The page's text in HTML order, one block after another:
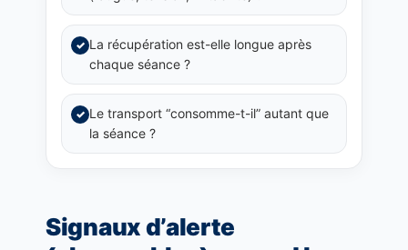
✓ La récupération est-elle longue après
chaque séance ?
✓ Le transport “consomme-t-il” autant que
la séance ?
Signaux d’alerte